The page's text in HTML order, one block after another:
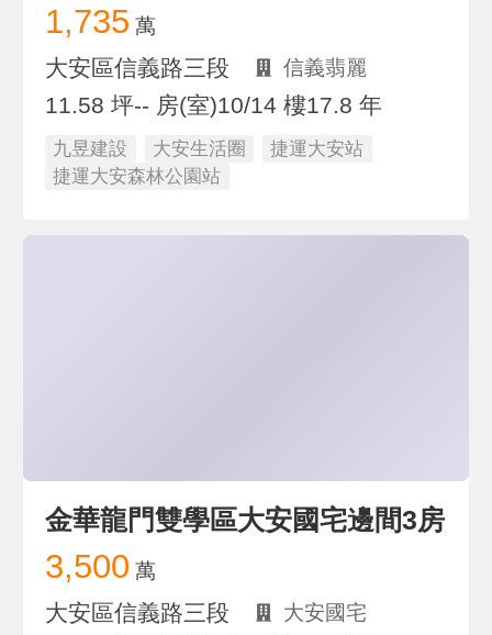
1,735 萬
大安區信義路三段 信義翡麗
11.58 坪-- 房(室)10/14 樓17.8 年
九昱建設 大安生活圈
捷運大安站
捷運大安森林公園站
金華龍門雙學區大安國宅邊間3房
3,500 萬
大安區信義路三段 大安國宅